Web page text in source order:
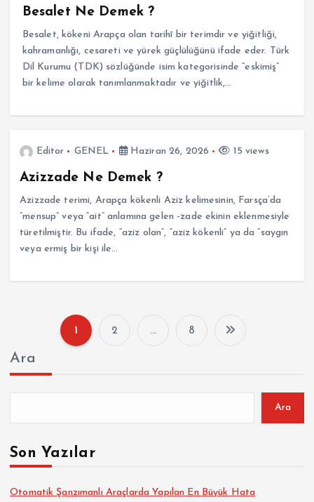
Besalet Ne Demek ?
Besalet, kökeni Arapça olan tarihî bir terimdir ve yiğitliği,
kahramanlığı, cesareti ve yürek güçlülüğünü ifade eder. Türk
Dil Kurumu (TDK) sözlüğünde isim kategorisinde “eskimiş”
bir kelime olarak tanımlanmaktadır ve yiğitlik,…
Editor GENEL Haziran 26, 2026 15 views
Azizzade Ne Demek ?
Azizzade terimi, Arapça kökenli Aziz kelimesinin, Farsça’da
“mensup” veya “ait” anlamına gelen -zade ekinin eklenmesiyle
türetilmiştir. Bu ifade, “aziz olan”, “aziz kökenli” ya da “saygın
veya ermiş bir kişi ile…
s
1 2 … 8
Ara
Ara
Son Yazılar
Otomatik Şanzımanlı Araçlarda Yapılan En Büyük Hata